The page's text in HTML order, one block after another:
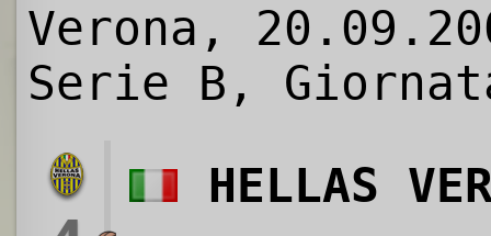
Verona,
Serie B,
HELLAS